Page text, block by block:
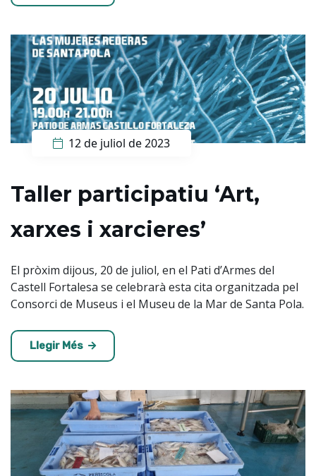
12 de juliol de 2023
Taller participatiu ‘Art,
xarxes i xarcieres’
El pròxim dijous, 20 de juliol, en el Pati d’Armes del
Castell Fortalesa se celebrarà esta cita organitzada pel
Consorci de Museus i el Museu de la Mar de Santa Pola.
Llegir Més